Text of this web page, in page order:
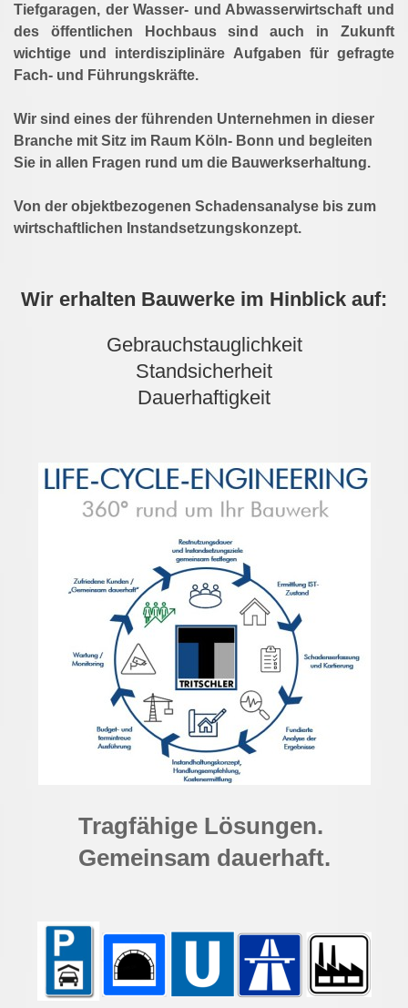
Tiefgaragen, der Wasser- und Abwasserwirtschaft und
des öffentlichen Hochbaus sind auch in Zukunft
wichtige und interdisziplinäre Aufgaben für gefragte
Fach- und Führungskräfte.
Wir sind eines der führenden Unternehmen in dieser
Branche mit Sitz im Raum Köln- Bonn und begleiten
Sie in allen Fragen rund um die Bauwerkserhaltung.
Von der objektbezogenen Schadensanalyse bis zum
wirtschaftlichen Instandsetzungskonzept.
Wir erhalten Bauwerke im Hinblick auf:
Gebrauchstauglichkeit
Standsicherheit
Dauerhaftigkeit
Tragfähige Lösungen.
Gemeinsam dauerhaft.